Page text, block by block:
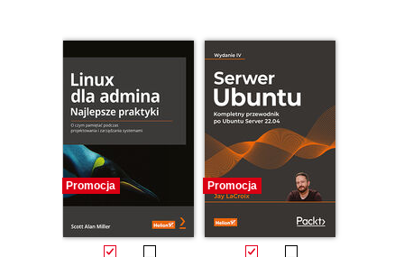
Promocja Promocja